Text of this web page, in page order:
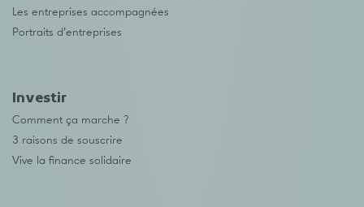
Les entreprises accompagnées
Portraits d’entreprises
Investir
Comment ça marche ?
3 raisons de souscrire
Vive la finance solidaire